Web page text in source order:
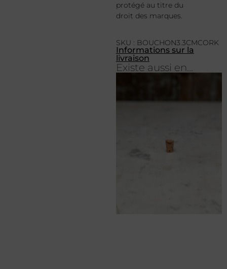
protégé au titre du
droit des marques.
SKU : BOUCHON3.3CMCORK
Informations sur la
livraison
Existe aussi en...